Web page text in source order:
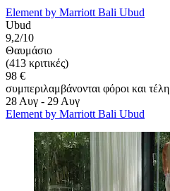
Element by Marriott Bali Ubud
Ubud
9,2/10
Θαυμάσιο
(413 κριτικές)
98 €
συμπεριλαμβάνονται φόροι και τέλη
28 Αυγ - 29 Αυγ
Element by Marriott Bali Ubud